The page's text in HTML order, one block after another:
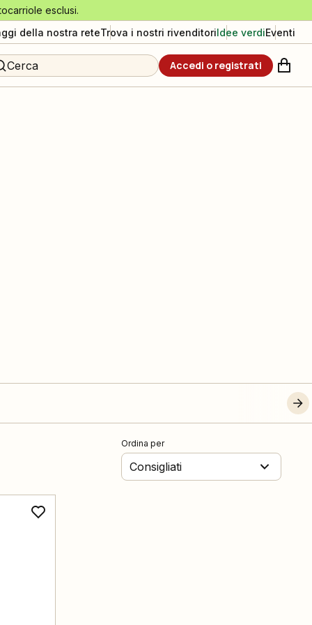
esclusi.
della nostra reteTrova i nostri rivenditoriIdee verdiEventi
Cerca Accedi o registrati
Ordina per
Consigliati